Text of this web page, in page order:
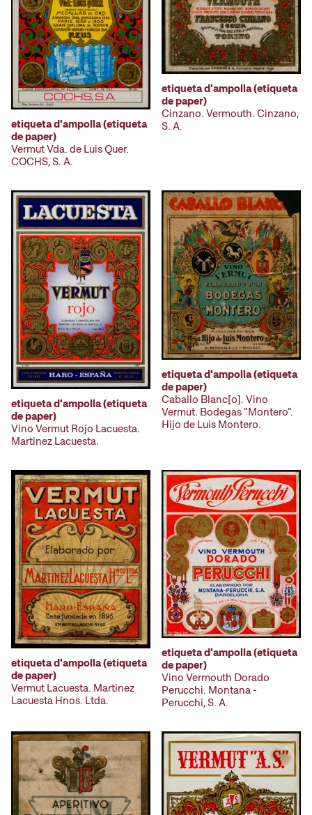
etiqueta d'ampolla (etiqueta
de paper)
Vermut Vda. de Luis Quer.
COCHS, S. A.
etiqueta d'ampolla (etiqueta
de paper)
Cinzano. Vermouth. Cinzano,
S. A.
etiqueta d'ampolla (etiqueta
de paper)
Vino Vermut Rojo Lacuesta.
Martinez Lacuesta.
etiqueta d'ampolla (etiqueta
de paper)
Caballo Blanc[o]. Vino
Vermut. Bodegas "Montero".
Hijo de Luis Montero.
etiqueta d'ampolla (etiqueta
de paper)
Vermut Lacuesta. Martinez
Lacuesta Hnos. Ltda.
etiqueta d'ampolla (etiqueta
de paper)
Vino Vermouth Dorado
Perucchi. Montana -
Perucchi, S. A.